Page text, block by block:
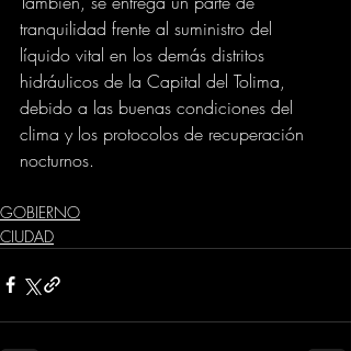
tranquilidad frente al suministro del
líquido vital en los demás distritos
hidráulicos de la Capital del Tolima,
debido a las buenas condiciones del
clima y los protocolos de recuperación
nocturnos.
GOBIERNO
CIUDAD